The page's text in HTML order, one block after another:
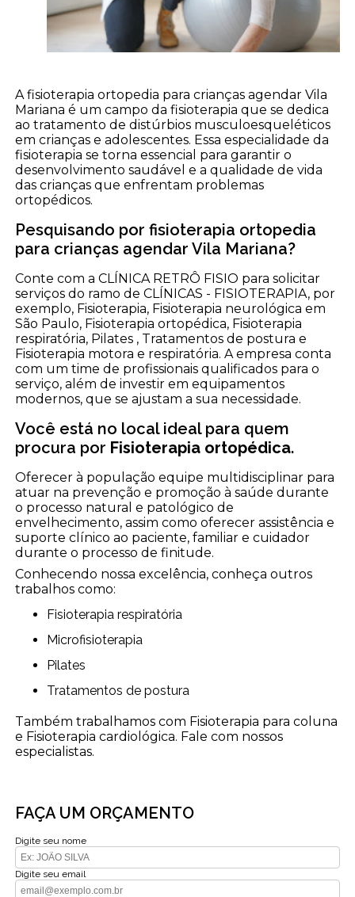
A fisioterapia ortopedia para crianças agendar Vila
Mariana é um campo da fisioterapia que se dedica
ao tratamento de distúrbios musculoesqueléticos
em crianças e adolescentes. Essa especialidade da
fisioterapia se torna essencial para garantir o
desenvolvimento saudável e a qualidade de vida
das crianças que enfrentam problemas
ortopédicos.
Pesquisando por fisioterapia ortopedia
para crianças agendar Vila Mariana?
Conte com a CLÍNICA RETRÔ FISIO para solicitar
serviços do ramo de CLÍNICAS - FISIOTERAPIA, por
exemplo, Fisioterapia, Fisioterapia neurológica em
São Paulo, Fisioterapia ortopédica, Fisioterapia
respiratória, Pilates , Tratamentos de postura e
Fisioterapia motora e respiratória. A empresa conta
com um time de profissionais qualificados para o
serviço, além de investir em equipamentos
modernos, que se ajustam a sua necessidade.
Você está no local ideal para quem
procura por Fisioterapia ortopédica.
Oferecer à população equipe multidisciplinar para
atuar na prevenção e promoção à saúde durante
o processo natural e patológico de
envelhecimento, assim como oferecer assistência e
suporte clínico ao paciente, familiar e cuidador
durante o processo de finitude.
Conhecendo nossa excelência, conheça outros
trabalhos como:
Fisioterapia respiratória
Microfisioterapia
Pilates
Tratamentos de postura
Também trabalhamos com Fisioterapia para coluna
e Fisioterapia cardiológica. Fale com nossos
especialistas.
FAÇA UM ORÇAMENTO
Digite seu nome
Digite seu email